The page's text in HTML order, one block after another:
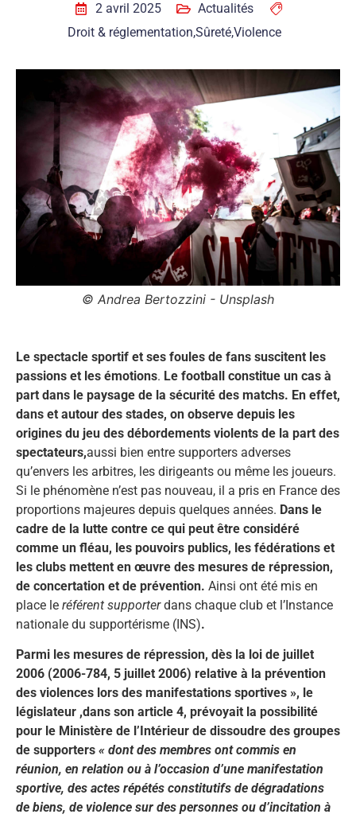
2 avril 2025
Actualités
Droit & réglementation,Sûreté,Violence
© Andrea Bertozzini - Unsplash
Le spectacle sportif et ses foules de fans suscitent les
passions et les émotions. Le football constitue un cas à
part dans le paysage de la sécurité des matchs. En effet,
dans et autour des stades, on observe depuis les
origines du jeu des débordements violents de la part des
spectateurs,aussi bien entre supporters adverses
qu’envers les arbitres, les dirigeants ou même les joueurs.
Si le phénomène n’est pas nouveau, il a pris en France des
proportions majeures depuis quelques années. Dans le
cadre de la lutte contre ce qui peut être considéré
comme un fléau, les pouvoirs publics, les fédérations et
les clubs mettent en œuvre des mesures de répression,
de concertation et de prévention. Ainsi ont été mis en
place le référent supporterdans chaque club et l’Instance
nationale du supportérisme (INS).
Parmi les mesures de répression, dès la loi de juillet
2006 (2006-784, 5 juillet 2006) relative à la prévention
des violences lors des manifestations sportives », le
législateur ,dans son article 4, prévoyait la possibilité
pour le Ministère de l’Intérieur de dissoudre des groupes
de supporters « dont des membres ont commis en
réunion, en relation ou à l’occasion d’une manifestation
sportive, des actes répétés constitutifs de dégradations
de biens, de violence sur des personnes ou d’incitation à